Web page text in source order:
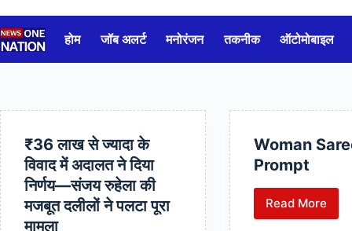
to
content
होम जॉब अलर्ट मनोरंजन तकनीक ऑटोमोबाइल
₹36 लाख से ज्यादा के
विवाद में अदालत ने दिया
निर्णय—संजय रुहेला की
मजबूत दलीलों ने पलटा पूरा
मामला
Woman
Prompt
Read More
Woman